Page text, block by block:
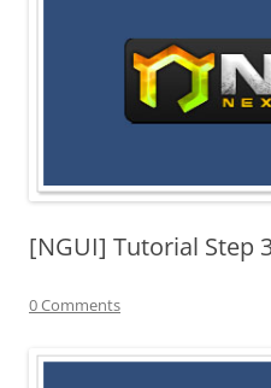
[NGUI] Tutorial Step
0 Comments